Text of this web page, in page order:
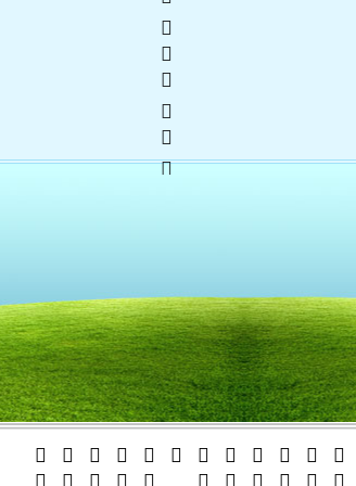
    